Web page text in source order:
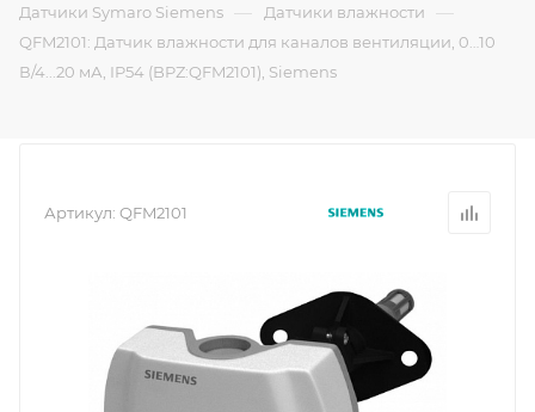
Датчики Symaro Siemens — Датчики влажности —
QFM2101: Датчик влажности для каналов вентиляции, 0…10
В/4...20 мА, IP54 (BPZ:QFM2101), Siemens
Артикул: QFM2101